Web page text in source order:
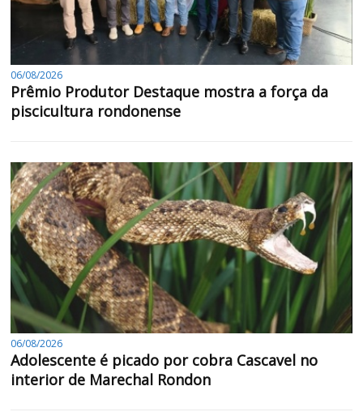
06/08/2026
Prêmio Produtor Destaque mostra a força da
piscicultura rondonense
06/08/2026
Adolescente é picado por cobra Cascavel no
interior de Marechal Rondon